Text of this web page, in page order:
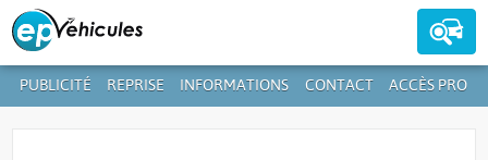
Contactez-nous au
PUBLICITÉ REPRISE INFORMATIONS CONTACT ACCÈS PRO